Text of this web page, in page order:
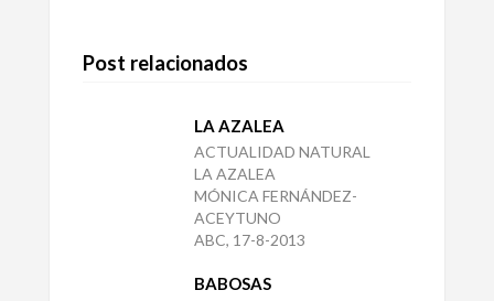
Post relacionados
LA AZALEA
ACTUALIDAD NATURAL
LA AZALEA
MÓNICA FERNÁNDEZ-
ACEYTUNO
ABC, 17-8-2013
BABOSAS